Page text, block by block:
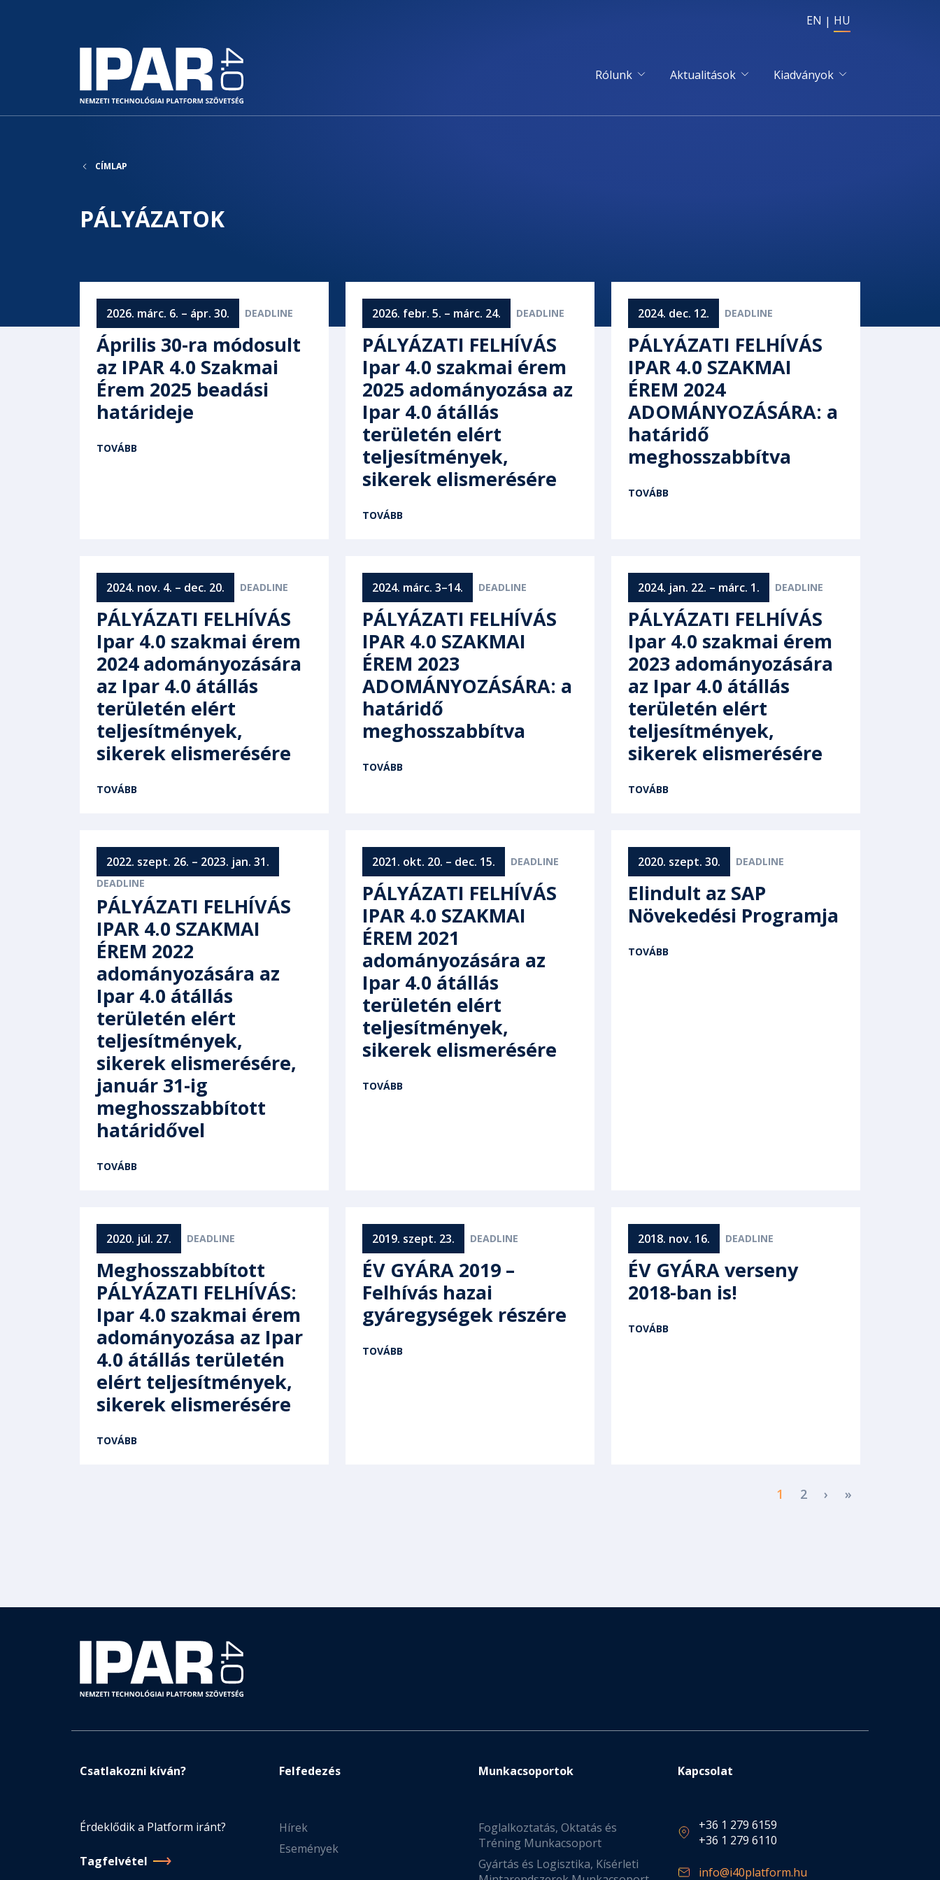
EN HU
Rólunk Aktualitások Kiadványok
CÍMLAP
PÁLYÁZATOK
2026. márc. 6. – ápr. 30.
Április 30-ra módosult
az IPAR 4.0 Szakmai
Érem 2025 beadási
határideje
TOVÁBB
2026. febr. 5. – márc. 24.
PÁLYÁZATI FELHÍVÁS
Ipar 4.0 szakmai érem
2025 adományozása az
Ipar 4.0 átállás
területén elért
teljesítmények,
sikerek elismerésére
TOVÁBB
2024. dec. 12.
PÁLYÁZATI FELHÍVÁS
IPAR 4.0 SZAKMAI
ÉREM 2024
ADOMÁNYOZÁSÁRA: a
határidő
meghosszabbítva
TOVÁBB
2024. nov. 4. – dec. 20.
PÁLYÁZATI FELHÍVÁS
Ipar 4.0 szakmai érem
2024 adományozására
az Ipar 4.0 átállás
területén elért
teljesítmények,
sikerek elismerésére
TOVÁBB
2024. márc. 3–14.
PÁLYÁZATI FELHÍVÁS
IPAR 4.0 SZAKMAI
ÉREM 2023
ADOMÁNYOZÁSÁRA: a
határidő
meghosszabbítva
TOVÁBB
2024. jan. 22. – márc. 1.
PÁLYÁZATI FELHÍVÁS
Ipar 4.0 szakmai érem
2023 adományozására
az Ipar 4.0 átállás
területén elért
teljesítmények,
sikerek elismerésére
TOVÁBB
2022. szept. 26. – 2023. jan. 31.
PÁLYÁZATI FELHÍVÁS
IPAR 4.0 SZAKMAI
ÉREM 2022
adományozására az
Ipar 4.0 átállás
területén elért
teljesítmények,
sikerek elismerésére,
január 31-ig
meghosszabbított
határidővel
TOVÁBB
2021. okt. 20. – dec. 15.
PÁLYÁZATI FELHÍVÁS
IPAR 4.0 SZAKMAI
ÉREM 2021
adományozására az
Ipar 4.0 átállás
területén elért
teljesítmények,
sikerek elismerésére
TOVÁBB
2020. szept. 30.
Elindult az SAP
Növekedési Programja
TOVÁBB
2020. júl. 27.
Meghosszabbított
PÁLYÁZATI FELHÍVÁS:
Ipar 4.0 szakmai érem
adományozása az Ipar
4.0 átállás területén
elért teljesítmények,
sikerek elismerésére
TOVÁBB
2019. szept. 23.
ÉV GYÁRA 2019 –
Felhívás hazai
gyáregységek részére
TOVÁBB
2018. nov. 16.
ÉV GYÁRA verseny
2018-ban is!
TOVÁBB
1 2 › Next page
»
Csatlakozni kíván?
Érdeklődik a Platform iránt?
Tagfelvétel
Felfedezés
Hírek
Események
Munkacsoportok
Foglalkoztatás, Oktatás és
Tréning Munkacsoport
Gyártás és Logisztika, Kísérleti
Kapcsolat
+36 1 279 6159
+36 1 279 6110
info@i40platform.hu